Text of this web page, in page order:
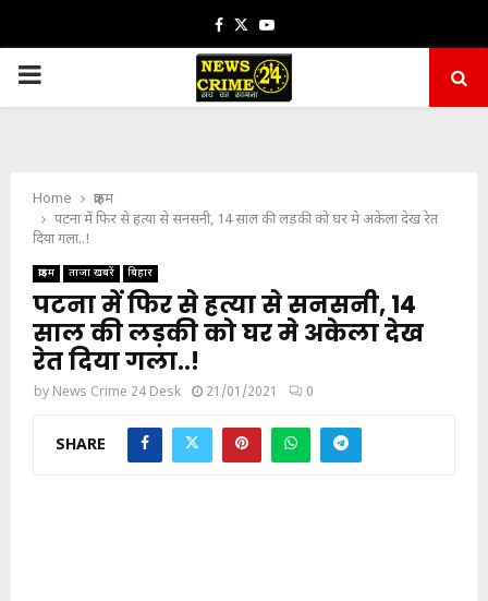
Facebook
TwitterYoutube
PRIMARY
Home
क्राइम
पटना में फिर से हत्या से सनसनी, 14 साल की लड़की को घर मे अकेला देख रेत
दिया गला..!
क्राइम ताजा खबरें बिहार
पटना में फिर से हत्या से सनसनी, 14
साल की लड़की को घर मे अकेला देख
रेत दिया गला..!
by News Crime 24 Desk 21/01/2021 0
SHARE